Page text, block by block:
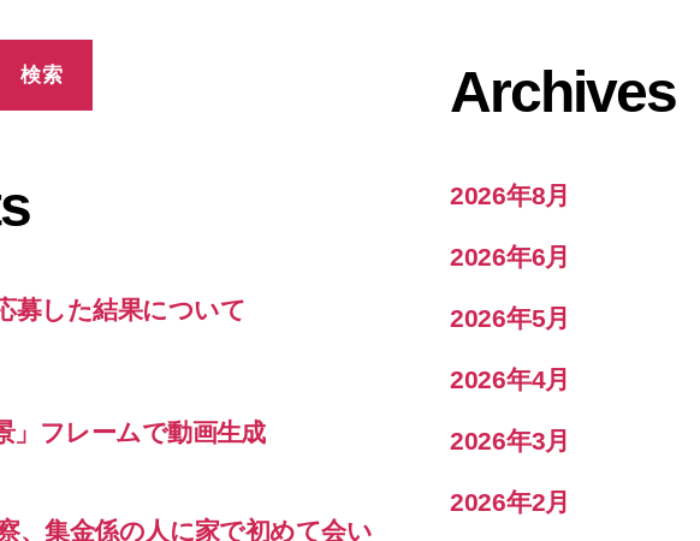
検索
募した結果について
」フレームで動画生成
、集金係の人に家で初めて会い
Archives
2026年8月
2026年6月
2026年5月
2026年4月
2026年3月
2026年2月